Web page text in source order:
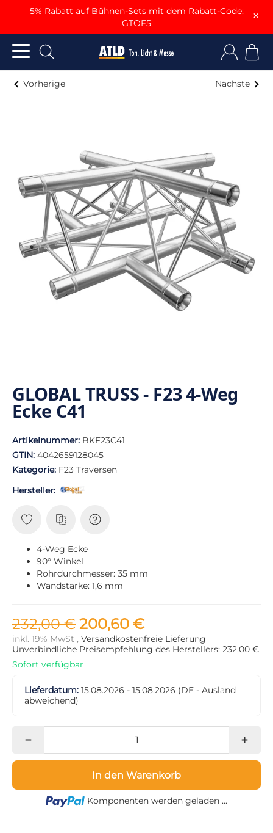
5% Rabatt auf Bühnen-Setsmit dem Rabatt-Code:
GTOE5
×
Vorherige Nächste
GLOBAL TRUSS - F23 4-Weg
Ecke C41
Artikelnummer: BKF23C41
GTIN: 4042659128045
Kategorie: F23 Traversen
Hersteller:
4-Weg Ecke
90° Winkel
Rohrdurchmesser: 35 mm
Wandstärke: 1,6 mm
232,00 € 200,60 €
inkl. 19% MwSt , Versandkostenfreie Lieferung
Unverbindliche Preisempfehlung des Herstellers: 232,00 €
Sofort verfügbar
Lieferdatum: 15.08.2026 - 15.08.2026 (DE - Ausland
abweichend)
In den Warenkorb
Loading...
Komponenten werden geladen ...